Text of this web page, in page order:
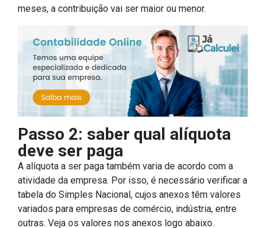
meses, a contribuição vai ser maior ou menor.
Passo 2: saber qual alíquota
deve ser paga
A alíquota a ser paga também varia de acordo com a
atividade da empresa. Por isso, é necessário verificar a
tabela do Simples Nacional, cujos anexos têm valores
variados para empresas de comércio, indústria, entre
outras. Veja os valores nos anexos logo abaixo.